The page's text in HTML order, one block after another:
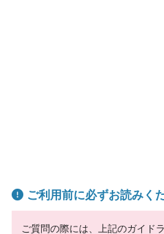
ご利用前に必ずお読みく
ご質問の際には、上記のガイド